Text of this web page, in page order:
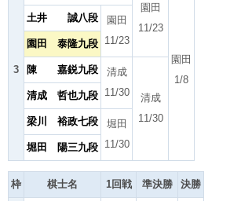
3
園田
11/23
園田
1/8
土井 誠八段
園田
11/23
園田 泰隆九段
陳 嘉鋭九段
清成
11/30
清成
11/30
清成 哲也九段
梁川 裕政七段
堀田
11/30
堀田 陽三九段
枠 棋士名 1回戦 準決勝 決勝